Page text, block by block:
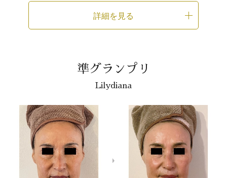
詳細を見る
準グランプリ
Lilydiana